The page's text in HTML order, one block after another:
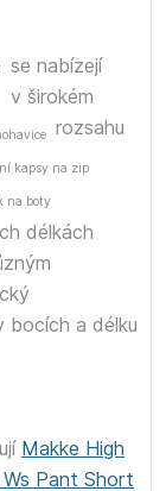
kapsy na zip
na boty
se nabízejí
v širokém
rozsahu
délkách
bocích a délku
Makke High
Pant Short